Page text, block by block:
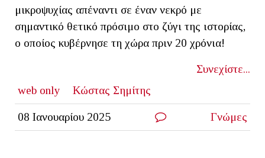
μικροψυχίας απέναντι σε έναν νεκρό με
σημαντικό θετικό πρόσιμο στο ζύγι της ιστορίας,
ο οποίος κυβέρνησε τη χώρα πριν 20 χρόνια!
Συνεχίστε...
web only
Κώστας Σημίτης
08 Ιανουαρίου 2025 Γνώμες